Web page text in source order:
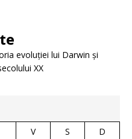
evoluției lui Darwin și
XX
V S
D